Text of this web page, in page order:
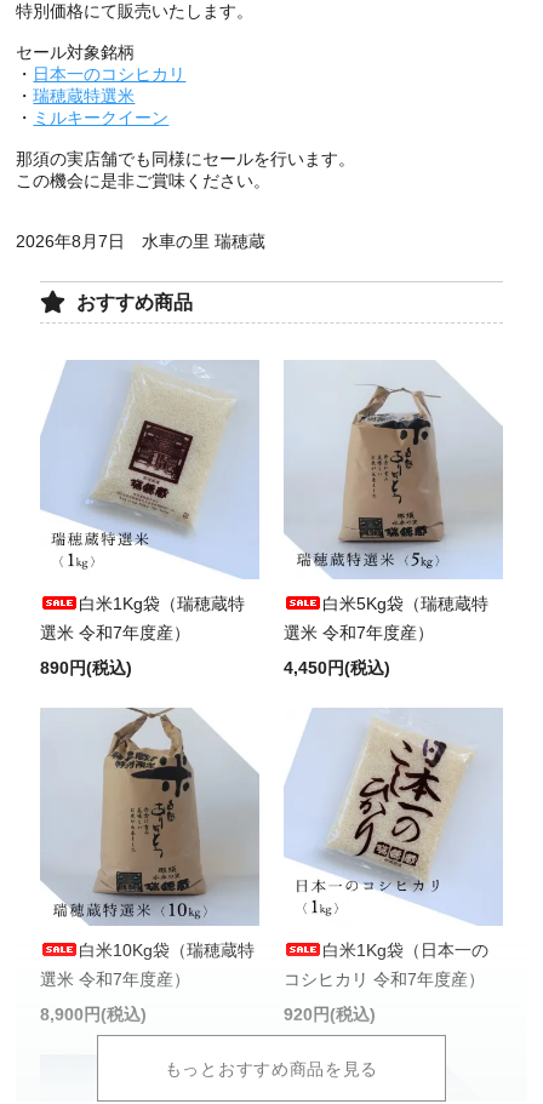
特別価格にて販売いたします。
セール対象銘柄
・ 日本一のコシヒカリ
・瑞穂蔵特選米
・ ミルキークイーン
那須の実店舗でも同様にセールを行います。
この機会に是非ご賞味ください。
2026年8月7日 水車の里 瑞穂蔵
おすすめ商品
白米1Kg袋（瑞穂蔵特
選米 令和7年度産）
890円(税込)
白米5Kg袋（瑞穂蔵特
選米 令和7年度産）
4,450円(税込)
白米10Kg袋（瑞穂蔵特
選米 令和7年度産）
8,900円(税込)
白米1Kg袋（日本一の
コシヒカリ 令和7年度産）
920円(税込)